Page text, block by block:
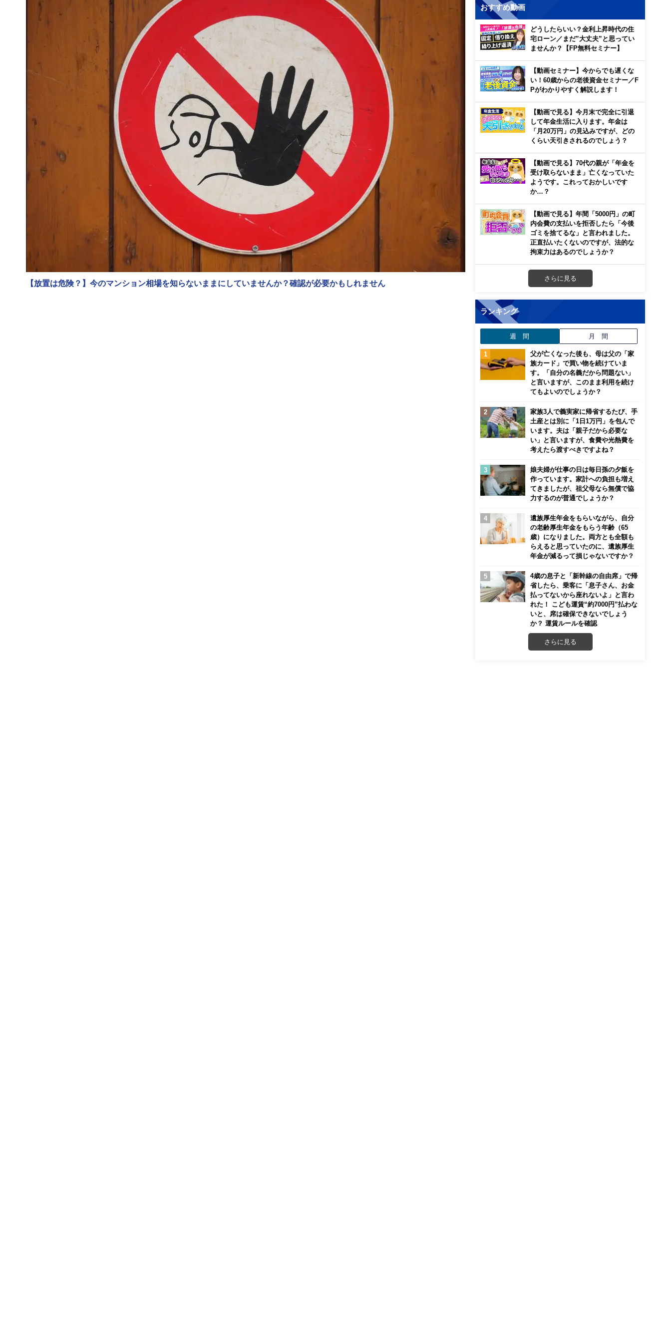
【放置は危険？】今のマンション相場を知らないままにしていませんか？確認が必要かもしれません
おすすめ動画
どうしたらいい？金利上昇時代の住
宅ローン／まだ”大丈夫”と思ってい
ませんか？【FP無料セミナー】
【動画セミナー】今からでも遅くな
い！60歳からの老後資金セミナー／F
Pがわかりやすく解説します！
【動画で見る】今月末で完全に引退
して年金生活に入ります。年金は
「月20万円」の見込みですが、どの
くらい天引きされるのでしょう？
【動画で見る】70代の親が「年金を
受け取らないまま」亡くなっていた
ようです。これっておかしいです
か…？
【動画で見る】年間「5000円」の町
内会費の支払いを拒否したら「今後
ゴミを捨てるな」と言われました。
正直払いたくないのですが、法的な
拘束力はあるのでしょうか？
さらに見る
ランキング
週 間 月 間
父が亡くなった後も、母は父の「家
族カード」で買い物を続けていま
す。「自分の名義だから問題ない」
と言いますが、このまま利用を続け
てもよいのでしょうか？
家族3人で義実家に帰省するたび、手
土産とは別に「1日1万円」を包んで
います。夫は「親子だから必要な
い」と言いますが、食費や光熱費を
考えたら渡すべきですよね？
娘夫婦が仕事の日は毎日孫の夕飯を
作っています。家計への負担も増え
てきましたが、祖父母なら無償で協
力するのが普通でしょうか？
遺族厚生年金をもらいながら、自分
の老齢厚生年金をもらう年齢（65
歳）になりました。両方とも全額も
らえると思っていたのに、遺族厚生
年金が減るって損じゃないですか？
4歳の息子と「新幹線の自由席」で帰
省したら、乗客に「息子さん、お金
払ってないから座れないよ」と言わ
れた！ こども運賃“約7000円”払わな
いと、席は確保できないでしょう
か？ 運賃ルールを確認
さらに見る